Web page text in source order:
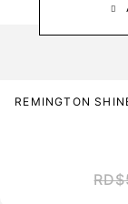
REMINGTON
RD$